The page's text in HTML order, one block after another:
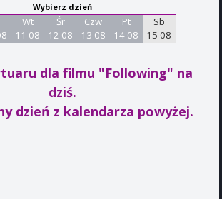
Wybierz dzień
Wt
11 08
Śr
12 08
Czw
13 08
Pt
14 08
Sb
15 08
dla filmu "Following" na
dziś.
dzień z kalendarza powyżej.